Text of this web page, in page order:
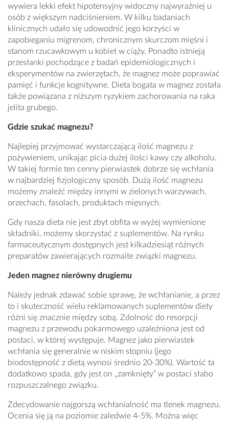
wywiera lekki efekt hipotensyjny widoczny najwyraźniej u
osób z większym nadciśnieniem. W kilku badaniach
klinicznych udało się udowodnić jego korzyści w
zapobieganiu migrenom, chronicznym skurczom mięśni i
stanom rzucawkowym u kobiet w ciąży. Ponadto istnieją
przesłanki pochodzące z badań epidemiologicznych i
eksperymentów na zwierzętach, że magnez może poprawiać
pamięć i funkcje kognitywne. Dieta bogata w magnez została
także powiązana z niższym ryzykiem zachorowania na raka
jelita grubego.
Gdzie szukać magnezu?
Najlepiej przyjmować wystarczającą ilość magnezu z
pożywieniem, unikając picia dużej ilości kawy czy alkoholu.
W takiej formie ten cenny pierwiastek dobrze się wchłania
w najbardziej fizjologiczny sposób. Dużą ilość magnezu
możemy znaleźć między innymi w zielonych warzywach,
orzechach, fasolach, produktach mięsnych.
Gdy nasza dieta nie jest zbyt obfita w wyżej wymienione
składniki, możemy skorzystać z suplementów. Na rynku
farmaceutycznym dostępnych jest kilkadziesiąt różnych
preparatów zawierających rozmaite związki magnezu.
Jeden magnez nierówny drugiemu
Należy jednak zdawać sobie sprawę, że wchłanianie, a przez
to i skuteczność wielu reklamowanych suplementów diety
różni się znacznie między sobą. Zdolność do resorpcji
magnezu z przewodu pokarmowego uzależniona jest od
postaci, w której występuje. Magnez jako pierwiastek
wchłania się generalnie w niskim stopniu (jego
biodostępność z dietą wynosi średnio 20-30%). Wartość ta
dodatkowo spada, gdy jest on „zamknięty” w postaci słabo
rozpuszczalnego związku.
Zdecydowanie najgorszą wchłanialność ma tlenek magnezu.
Ocenia się ją na poziomie zaledwie 4-5%. Można więc